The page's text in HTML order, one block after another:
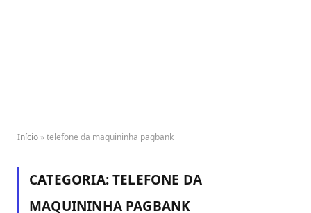
Início »telefone da maquininha pagbank
CATEGORIA:TELEFONE DA
MAQUININHA PAGBANK